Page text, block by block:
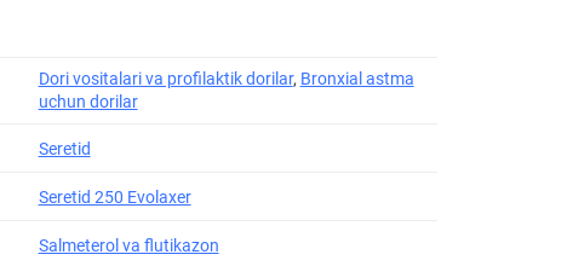
Dori vositalari va profilaktik dorilar, Bronxial astma
uchun dorilar
Seretid
Seretid 250 Evolaxer
Salmeterol va flutikazon